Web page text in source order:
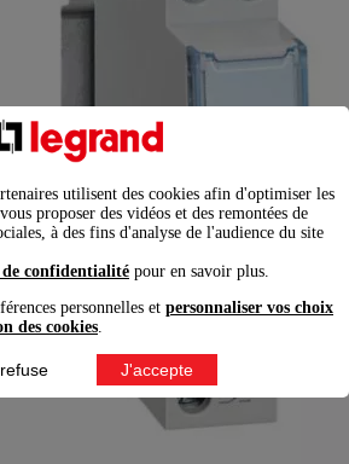
utilisent des cookies afin d'optimiser les
proposer des vidéos et des remontées de
à des fins d'analyse de l'audience du site
confidentialité pour en savoir plus.
personnelles et personnaliser vos choix
des cookies
J'accepte